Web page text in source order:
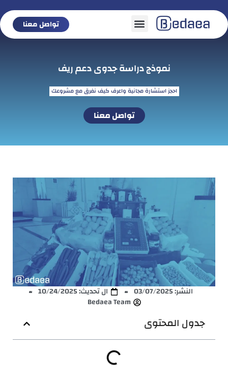
تواصل معنا
نموذج دراسة جدوى دعم ريف
احجز استشارة مجانية واعرف كيف نفرق مع مشروعك
تواصل معنا
النشر:03/07/2025
ال تحديث: 10/24/2025
Bedaea Team
جدول المحتوى